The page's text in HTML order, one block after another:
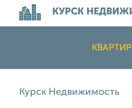
КУРСК
Курск Недвижимость